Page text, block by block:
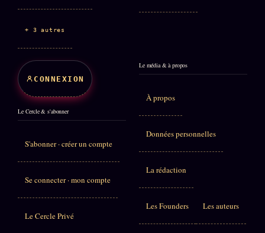
+ 3 autres
CONNEXION
Le Cercle & s'abonner
S'abonner · créer un compte
Se connecter · mon compte
Le Cercle Privé
Le média & à propos
À propos
Données personnelles
La rédaction
Les Founders Les auteurs